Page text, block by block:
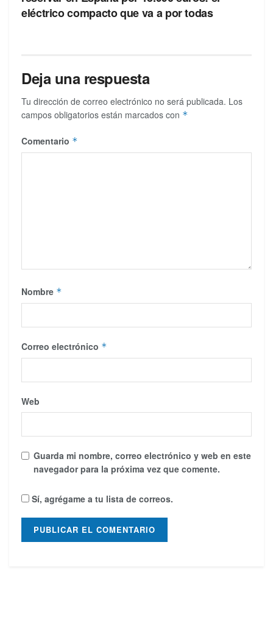
eléctrico compacto que va a por todas
Deja una respuesta
Tu dirección de correo electrónico no será publicada. Los
campos obligatorios están marcados con *
Comentario *
Nombre *
Correo electrónico *
Web
Guarda mi nombre, correo electrónico y web en este
navegador para la próxima vez que comente.
Sí, agrégame a tu lista de correos.